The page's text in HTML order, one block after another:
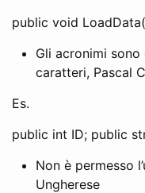
public void
Gli acronimi
caratteri, Pascal
Es.
public int ID; public
Non è permesso
Ungherese